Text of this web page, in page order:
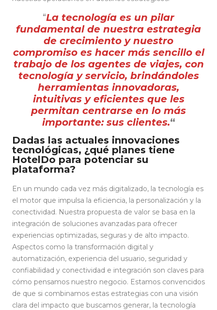
“La tecnología es un pilar
fundamental de nuestra estrategia
de crecimiento y nuestro
compromiso es hacer más sencillo el
trabajo de los agentes de viajes, con
tecnología y servicio, brindándoles
herramientas innovadoras,
intuitivas y eficientes que les
permitan centrarse en lo más
importante: sus clientes.“
Dadas las actuales innovaciones
tecnológicas, ¿qué planes tiene
HotelDo para potenciar su
plataforma?
En un mundo cada vez más digitalizado, la tecnología es
el motor que impulsa la eficiencia, la personalización y la
conectividad. Nuestra propuesta de valor se basa en la
integración de soluciones avanzadas para ofrecer
experiencias optimizadas, seguras y de alto impacto.
Aspectos como la transformación digital y
automatización, experiencia del usuario, seguridad y
confiabilidad y conectividad e integración son claves para
cómo pensamos nuestro negocio. Estamos convencidos
de que si combinamos estas estrategias con una visión
clara del impacto que buscamos generar, la tecnología